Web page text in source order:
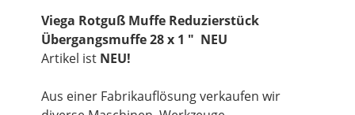
Viega Rotguß Muffe Reduzierstück
Übergangsmuffe 28 x 1 " NEU
Artikel ist NEU!
Aus einer Fabrikauflösung verkaufen wir